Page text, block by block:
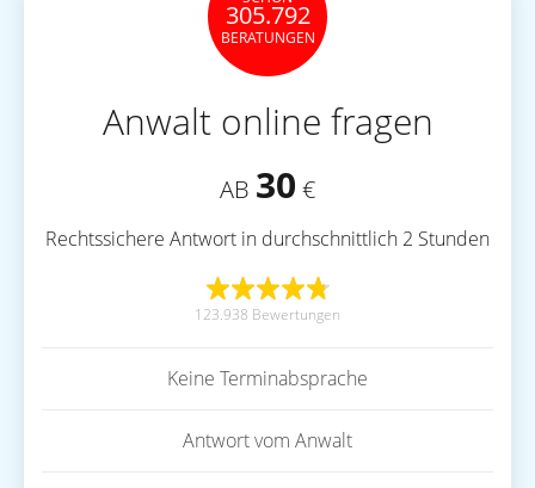
305.792
BERATUNGEN
Anwalt online fragen
AB 30 €
Rechtssichere Antwort in durchschnittlich 2 Stunden
123.938 Bewertungen
Keine Terminabsprache
Antwort vom Anwalt